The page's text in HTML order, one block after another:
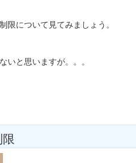
限について見てみましょう。
いと思いますが。。。